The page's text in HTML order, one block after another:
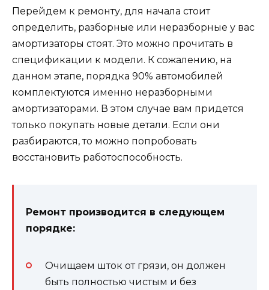
Перейдем к ремонту, для начала стоит
определить, разборные или неразборные у вас
амортизаторы стоят. Это можно прочитать в
спецификации к модели. К сожалению, на
данном этапе, порядка 90% автомобилей
комплектуются именно неразборными
амортизаторами. В этом случае вам придется
только покупать новые детали. Если они
разбираются, то можно попробовать
восстановить работоспособность.
Ремонт производится в следующем
порядке:
Очищаем шток от грязи, он должен
быть полностью чистым и без